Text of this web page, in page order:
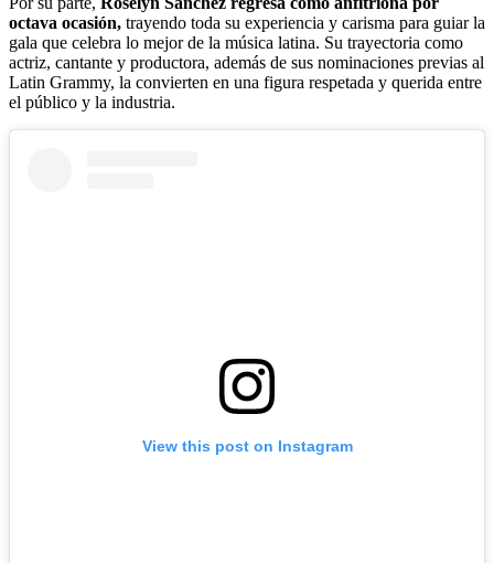
octava ocasión, trayendo toda su experiencia y carisma para guiar la
gala que celebra lo mejor de la música latina. Su trayectoria como
actriz, cantante y productora, además de sus nominaciones previas al
Latin Grammy, la convierten en una figura respetada y querida entre
el público y la industria.
View this post on Instagram